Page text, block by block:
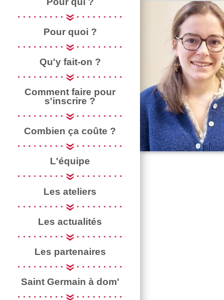
Pour quoi ?
Qu'y fait-on ?
Comment faire pour
s'inscrire ?
Combien ça coûte ?
L'équipe
Les ateliers
Les actualités
Les partenaires
Saint Germain à dom'